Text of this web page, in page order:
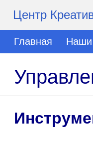
Центр
Главная Наши